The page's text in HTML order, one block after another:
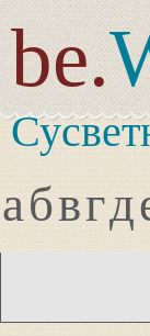
be.
абвгд